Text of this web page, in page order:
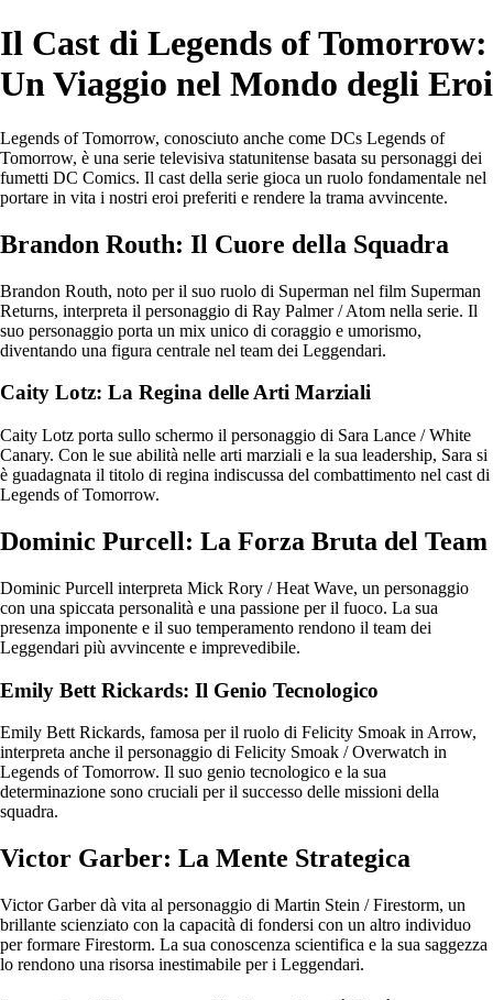
Il Cast di Legends of Tomorrow:
Un Viaggio nel Mondo degli Eroi
Legends of Tomorrow, conosciuto anche come DCs Legends of
Tomorrow, è una serie televisiva statunitense basata su personaggi dei
fumetti DC Comics. Il cast della serie gioca un ruolo fondamentale nel
portare in vita i nostri eroi preferiti e rendere la trama avvincente.
Brandon Routh: Il Cuore della Squadra
Brandon Routh, noto per il suo ruolo di Superman nel film Superman
Returns, interpreta il personaggio di Ray Palmer / Atom nella serie. Il
suo personaggio porta un mix unico di coraggio e umorismo,
diventando una figura centrale nel team dei Leggendari.
Caity Lotz: La Regina delle Arti Marziali
Caity Lotz porta sullo schermo il personaggio di Sara Lance / White
Canary. Con le sue abilità nelle arti marziali e la sua leadership, Sara si
è guadagnata il titolo di regina indiscussa del combattimento nel cast di
Legends of Tomorrow.
Dominic Purcell: La Forza Bruta del Team
Dominic Purcell interpreta Mick Rory / Heat Wave, un personaggio
con una spiccata personalità e una passione per il fuoco. La sua
presenza imponente e il suo temperamento rendono il team dei
Leggendari più avvincente e imprevedibile.
Emily Bett Rickards: Il Genio Tecnologico
Emily Bett Rickards, famosa per il ruolo di Felicity Smoak in Arrow,
interpreta anche il personaggio di Felicity Smoak / Overwatch in
Legends of Tomorrow. Il suo genio tecnologico e la sua
determinazione sono cruciali per il successo delle missioni della
squadra.
Victor Garber: La Mente Strategica
Victor Garber dà vita al personaggio di Martin Stein / Firestorm, un
brillante scienziato con la capacità di fondersi con un altro individuo
per formare Firestorm. La sua conoscenza scientifica e la sua saggezza
lo rendono una risorsa inestimabile per i Leggendari.